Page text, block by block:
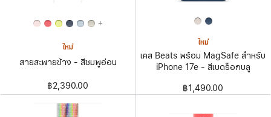
+
ใหม่
สายสะพายข้าง - สีชมพูอ่อน
฿2,390.00
ใหม่
เคส Beats พร้อม MagSafe สำหรับ
iPhone 17e - สีเบดร็อกบลู
฿1,490.00